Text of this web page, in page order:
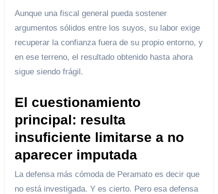
Aunque una fiscal general pueda sostener
argumentos sólidos entre los suyos, su labor exige
recuperar la confianza fuera de su propio entorno, y
en ese terreno, el resultado obtenido hasta ahora
sigue siendo frágil.
El cuestionamiento
principal: resulta
insuficiente limitarse a no
aparecer imputada
La defensa más cómoda de Peramato es decir que
no está investigada. Y es cierto. Pero esa defensa